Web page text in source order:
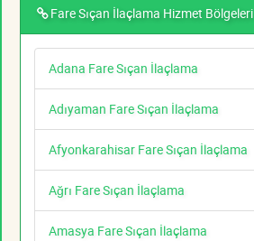
Fare Sıçan İlaçlama Hizmet Bölgeleri
Adana Fare Sıçan İlaçlama
Adıyaman Fare Sıçan İlaçlama
Afyonkarahisar Fare Sıçan İlaçlama
Ağrı Fare Sıçan İlaçlama
Amasya Fare Sıçan İlaçlama